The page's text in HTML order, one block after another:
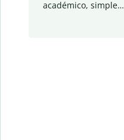
académico, simple…